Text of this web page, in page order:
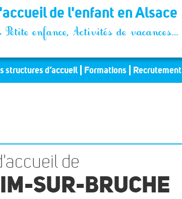
de l'enfant en Alsace
Petite enfance, Activités de vacances…
structures d’accueil Formations Recrutement
de
SUR-BRUCHE